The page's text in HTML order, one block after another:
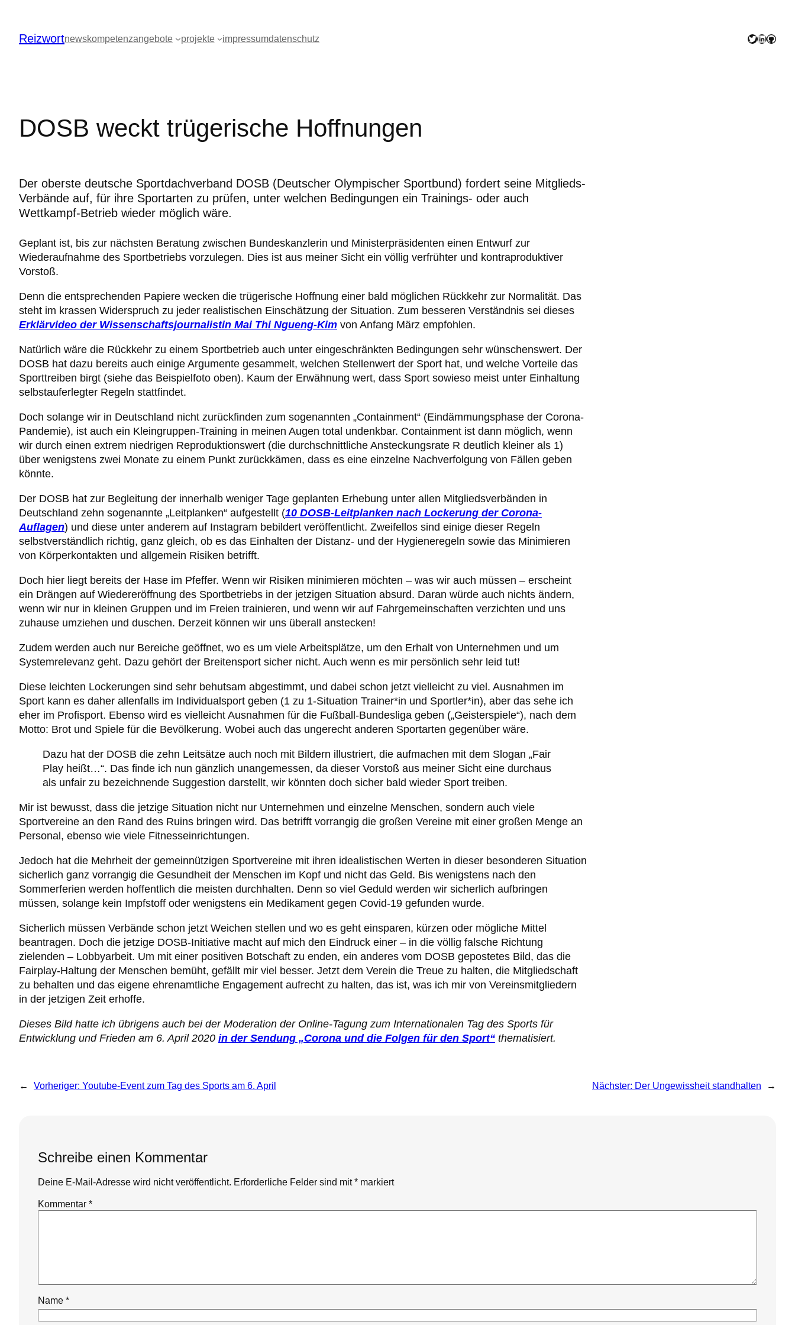
springen
Reizwortnewskompetenzangebote projekte impressumdatenschutz Twitter
LinkedIn
GitHub
DOSB weckt trügerische Hoffnungen
Der oberste deutsche Sportdachverband DOSB (Deutscher Olympischer Sportbund) fordert seine Mitglieds-
Verbände auf, für ihre Sportarten zu prüfen, unter welchen Bedingungen ein Trainings- oder auch
Wettkampf-Betrieb wieder möglich wäre.
Geplant ist, bis zur nächsten Beratung zwischen Bundeskanzlerin und Ministerpräsidenten einen Entwurf zur
Wiederaufnahme des Sportbetriebs vorzulegen. Dies ist aus meiner Sicht ein völlig verfrühter und kontraproduktiver
Vorstoß.
Denn die entsprechenden Papiere wecken die trügerische Hoffnung einer bald möglichen Rückkehr zur Normalität. Das
steht im krassen Widerspruch zu jeder realistischen Einschätzung der Situation. Zum besseren Verständnis sei dieses
Erklärvideo der Wissenschaftsjournalistin Mai Thi Ngueng-Kim von Anfang März empfohlen.
Natürlich wäre die Rückkehr zu einem Sportbetrieb auch unter eingeschränkten Bedingungen sehr wünschenswert. Der
DOSB hat dazu bereits auch einige Argumente gesammelt, welchen Stellenwert der Sport hat, und welche Vorteile das
Sporttreiben birgt (siehe das Beispielfoto oben). Kaum der Erwähnung wert, dass Sport sowieso meist unter Einhaltung
selbstauferlegter Regeln stattfindet.
Doch solange wir in Deutschland nicht zurückfinden zum sogenannten „Containment“ (Eindämmungsphase der Corona-
Pandemie), ist auch ein Kleingruppen-Training in meinen Augen total undenkbar. Containment ist dann möglich, wenn
wir durch einen extrem niedrigen Reproduktionswert (die durchschnittliche Ansteckungsrate R deutlich kleiner als 1)
über wenigstens zwei Monate zu einem Punkt zurückkämen, dass es eine einzelne Nachverfolgung von Fällen geben
könnte.
Der DOSB hat zur Begleitung der innerhalb weniger Tage geplanten Erhebung unter allen Mitgliedsverbänden in
Deutschland zehn sogenannte „Leitplanken“ aufgestellt (10 DOSB-Leitplanken nach Lockerung der Corona-
Auflagen) und diese unter anderem auf Instagram bebildert veröffentlicht. Zweifellos sind einige dieser Regeln
selbstverständlich richtig, ganz gleich, ob es das Einhalten der Distanz- und der Hygieneregeln sowie das Minimieren
von Körperkontakten und allgemein Risiken betrifft.
Doch hier liegt bereits der Hase im Pfeffer. Wenn wir Risiken minimieren möchten – was wir auch müssen – erscheint
ein Drängen auf Wiedereröffnung des Sportbetriebs in der jetzigen Situation absurd. Daran würde auch nichts ändern,
wenn wir nur in kleinen Gruppen und im Freien trainieren, und wenn wir auf Fahrgemeinschaften verzichten und uns
zuhause umziehen und duschen. Derzeit können wir uns überall anstecken!
Zudem werden auch nur Bereiche geöffnet, wo es um viele Arbeitsplätze, um den Erhalt von Unternehmen und um
Systemrelevanz geht. Dazu gehört der Breitensport sicher nicht. Auch wenn es mir persönlich sehr leid tut!
Diese leichten Lockerungen sind sehr behutsam abgestimmt, und dabei schon jetzt vielleicht zu viel. Ausnahmen im
Sport kann es daher allenfalls im Individualsport geben (1 zu 1-Situation Trainer*in und Sportler*in), aber das sehe ich
eher im Profisport. Ebenso wird es vielleicht Ausnahmen für die Fußball-Bundesliga geben („Geisterspiele“), nach dem
Motto: Brot und Spiele für die Bevölkerung. Wobei auch das ungerecht anderen Sportarten gegenüber wäre.
Dazu hat der DOSB die zehn Leitsätze auch noch mit Bildern illustriert, die aufmachen mit dem Slogan „Fair
Play heißt…“. Das finde ich nun gänzlich unangemessen, da dieser Vorstoß aus meiner Sicht eine durchaus
als unfair zu bezeichnende Suggestion darstellt, wir könnten doch sicher bald wieder Sport treiben.
Mir ist bewusst, dass die jetzige Situation nicht nur Unternehmen und einzelne Menschen, sondern auch viele
Sportvereine an den Rand des Ruins bringen wird. Das betrifft vorrangig die großen Vereine mit einer großen Menge an
Personal, ebenso wie viele Fitnesseinrichtungen.
Jedoch hat die Mehrheit der gemeinnützigen Sportvereine mit ihren idealistischen Werten in dieser besonderen Situation
sicherlich ganz vorrangig die Gesundheit der Menschen im Kopf und nicht das Geld. Bis wenigstens nach den
Sommerferien werden hoffentlich die meisten durchhalten. Denn so viel Geduld werden wir sicherlich aufbringen
müssen, solange kein Impfstoff oder wenigstens ein Medikament gegen Covid-19 gefunden wurde.
Sicherlich müssen Verbände schon jetzt Weichen stellen und wo es geht einsparen, kürzen oder mögliche Mittel
beantragen. Doch die jetzige DOSB-Initiative macht auf mich den Eindruck einer – in die völlig falsche Richtung
zielenden – Lobbyarbeit. Um mit einer positiven Botschaft zu enden, ein anderes vom DOSB gepostetes Bild, das die
Fairplay-Haltung der Menschen bemüht, gefällt mir viel besser. Jetzt dem Verein die Treue zu halten, die Mitgliedschaft
zu behalten und das eigene ehrenamtliche Engagement aufrecht zu halten, das ist, was ich mir von Vereinsmitgliedern
in der jetzigen Zeit erhoffe.
Dieses Bild hatte ich übrigens auch bei der Moderation der Online-Tagung zum Internationalen Tag des Sports für
Entwicklung und Frieden am 6. April 2020 in der Sendung „Corona und die Folgen für den Sport“ thematisiert.
← Vorheriger: Youtube-Event zum Tag des Sports am 6. April Nächster: Der Ungewissheit standhalten →
Schreibe einen Kommentar
Deine E-Mail-Adresse wird nicht veröffentlicht. Erforderliche Felder sind mit* markiert
Kommentar *
Name *